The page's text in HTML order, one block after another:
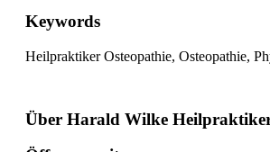
Keywords
Heilpraktiker Osteopathie, Osteopathie,
Über Harald Wilke